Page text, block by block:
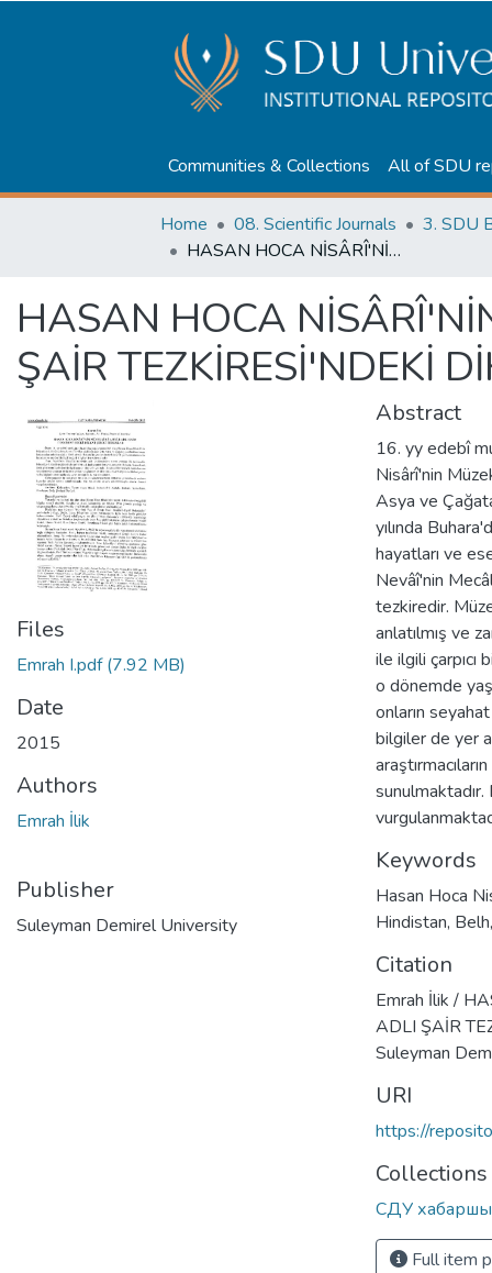
Communities & Collections All of SDU
Home 08. Scientific Journals
3. SDU
HASAN HOCA NİSÂRÎ'NİN MÜZEKKİR-İ AHBÂB ADLI ŞAİR TEZKİRESİ'NDEKİ DİKKAT ÇEKİCİ HUSUSLAR
HASAN HOCA
ŞAİR TEZKİRESİ'NDEKİ
Files
Emrah I.pdf(7.92 MB)
Date
2015
Authors
Emrah İlik
Publisher
Suleyman Demirel University
Abstract
16. yy edebî
Nisârî'nin
Asya ve
yılında
hayatları ve
Nevâî'nin
tezkiredir.
anlatılmış ve
ile ilgili çarpıcı
o dönemde
onların
bilgiler de yer
sunulmaktadır.
Keywords
Hasan Hoca
Hindistan, Belh
Citation
Emrah İlik /
ADLI ŞAİR
Suleyman
URI
https://
Collections
СДУ
Full item